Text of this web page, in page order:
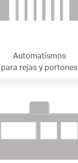
Automatismos
para rejas y portones